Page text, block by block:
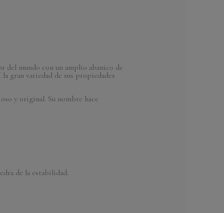
del mundo con un amplio abanico de
gran variedad de sus propiedades
y original. Su nombre hace
de la estabilidad.